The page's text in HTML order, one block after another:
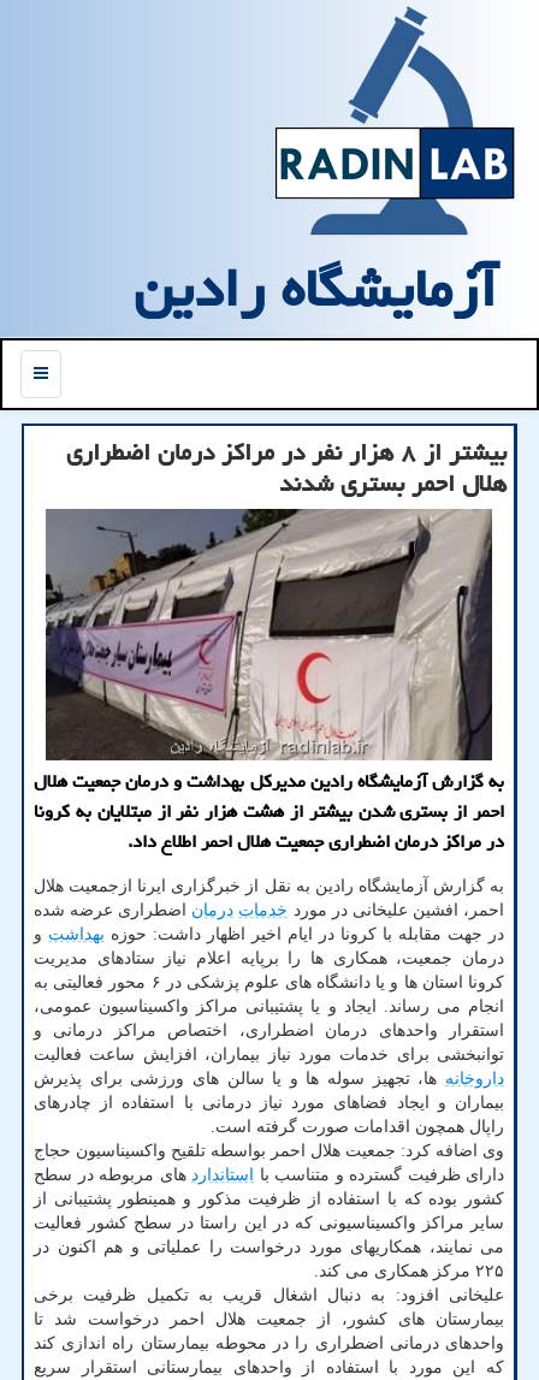
آزمایشگاه رادین
منو
بیشتر از ۸ هزار نفر در مراکز درمان اضطراری
هلال احمر بستری شدند
به گزارش آزمایشگاه رادین مدیرکل بهداشت و درمان جمعیت هلال
احمر از بستری شدن بیشتر از هشت هزار نفر از مبتلایان به کرونا
در مراکز درمان اضطراری جمعیت هلال احمر اطلاع داد.
به گزارش آزمایشگاه رادین به نقل از خبرگزاری ایرنا ازجمعیت هلال
احمر، افشین علیخانی در مورد خدمات درمان اضطراری عرضه شده
در جهت مقابله با کرونا در ایام اخیر اظهار داشت: حوزه بهداشت و
درمان جمعیت، همکاری ها را برپایه اعلام نیاز ستادهای مدیریت
کرونا استان ها و یا دانشگاه های علوم پزشکی در ۶ محور فعالیتی به
انجام می رساند. ایجاد و یا پشتیبانی مراکز واکسیناسیون عمومی،
استقرار واحدهای درمان اضطراری، اختصاص مراکز درمانی و
توانبخشی برای خدمات مورد نیاز بیماران، افزایش ساعت فعالیت
داروخانه ها، تجهیز سوله ها و یا سالن های ورزشی برای پذیرش
بیماران و ایجاد فضاهای مورد نیاز درمانی با استفاده از چادرهای
راپال همچون اقدامات صورت گرفته است.
وی اضافه کرد: جمعیت هلال احمر بواسطه تلقیح واکسیناسیون حجاج
دارای ظرفیت گسترده و متناسب با استاندارد های مربوطه در سطح
کشور بوده که با استفاده از ظرفیت مذکور و همینطور پشتیبانی از
سایر مراکز واکسیناسیونی که در این راستا در سطح کشور فعالیت
می نمایند، همکاریهای مورد درخواست را عملیاتی و هم اکنون در
۲۲۵ مرکز همکاری می کند.
علیخانی افزود: به دنبال اشغال قریب به تکمیل ظرفیت برخی
بیمارستان های کشور، از جمعیت هلال احمر درخواست شد تا
واحدهای درمانی اضطراری را در محوطه بیمارستان راه اندازی کند
که این مورد با استفاده از واحدهای بیمارستانی استقرار سریع